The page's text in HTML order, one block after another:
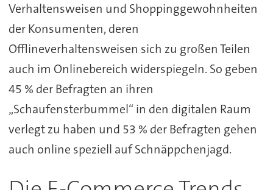
Verhaltensweisen und Shoppinggewohnheiten
der Konsumenten, deren
Offlineverhaltensweisen sich zu großen Teilen
auch im Onlinebereich widerspiegeln. So geben
45 % der Befragten an ihren
„Schaufensterbummel“ in den digitalen Raum
verlegt zu haben und 53 % der Befragten gehen
auch online speziell auf Schnäppchenjagd.